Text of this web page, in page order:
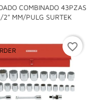
COMBINADO 43PZAS
2" MM/PULG SURTEK

favorite_border